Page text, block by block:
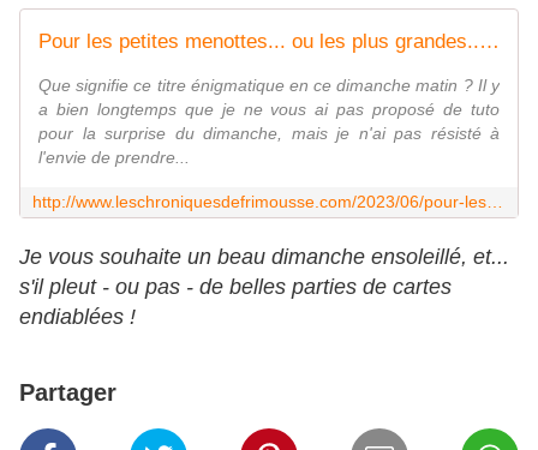
Pour les petites menottes... ou les plus grandes... - Les chroniques de Frimousse
Que signifie ce titre énigmatique en ce dimanche matin ? Il y
a bien longtemps que je ne vous ai pas proposé de tuto
pour la surprise du dimanche, mais je n'ai pas résisté à
l'envie de prendre...
Je vous souhaite un beau dimanche ensoleillé, et...
s'il pleut - ou pas - de belles parties de cartes
endiablées !
Partager